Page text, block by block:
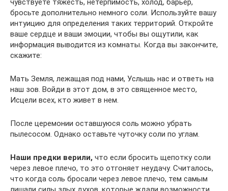
бросьте дополнительно немного соли. Используйте вашу
интуицию для определения таких территорий. Откройте
ваше сердце и ваши эмоции, чтобы вы ощутили, как
информация выводится из комнаты. Когда вы закончите,
скажите:
Мать Земля, лежащая под нами, Услышь нас и ответь на
наш зов. Войди в этот дом, в это священное место,
Исцели всех, кто живет в нем.
После церемонии оставшуюся соль можно убрать
пылесосом. Однако оставьте чуточку соли по углам.
Наши предки верили, что если бросить щепотку соли
через левое плечо, то это отгоняет неудачу. Считалось,
что когда соль бросали через левое плечо, тем самым